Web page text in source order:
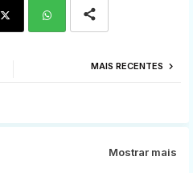
MAIS RECENTES
Mostrar mais